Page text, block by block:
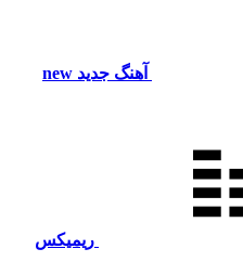
آهنگ جدید new
ریمیکس